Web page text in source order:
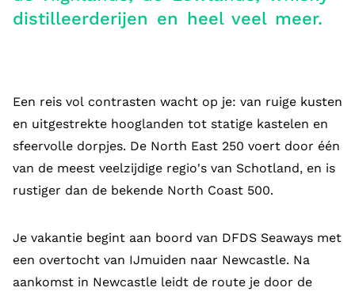
distilleerderijen en heel veel meer.
Een reis vol contrasten wacht op je: van ruige kusten
en uitgestrekte hooglanden tot statige kastelen en
sfeervolle dorpjes. De North East 250 voert door één
van de meest veelzijdige regio's van Schotland, en is
rustiger dan de bekende North Coast 500.
Je vakantie begint aan boord van DFDS Seaways met
een overtocht van IJmuiden naar Newcastle. Na
aankomst in Newcastle leidt de route je door de